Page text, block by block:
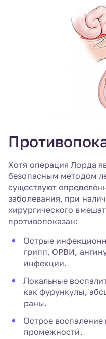
Хотя операция Лорда
безопасным методом
существуют
заболевания, при
хирургического
противопоказан:
Острые
грипп, ОРВИ,
инфекции.
Локальные
как фурункулы,
раны.
Острое
промежности.